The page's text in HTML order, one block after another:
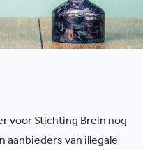
voor Stichting Brein nog
aanbieders van illegale